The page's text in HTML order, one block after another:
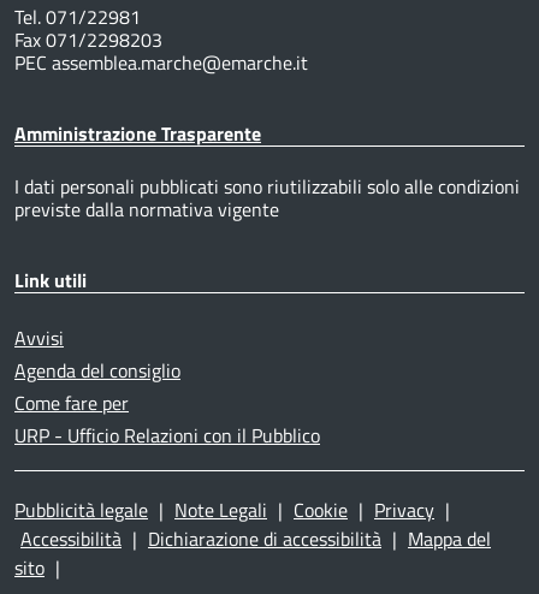
Tel. 071/22981
Fax 071/2298203
PEC assemblea.marche@emarche.it
Amministrazione Trasparente
I dati personali pubblicati sono riutilizzabili solo alle condizioni
previste dalla normativa vigente
Link utili
Avvisi
Agenda del consiglio
Come fare per
URP - Ufficio Relazioni con il Pubblico
Pubblicità legale | Note Legali | Cookie | Privacy |
Accessibilità | Dichiarazione di accessibilità | Mappa del
sito |